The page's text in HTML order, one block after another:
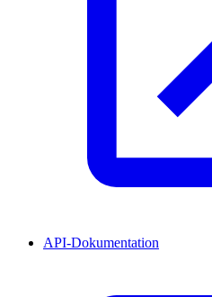
API-Dokumentation